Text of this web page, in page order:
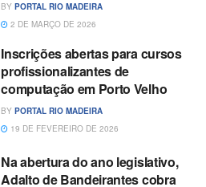
BY PORTAL RIO MADEIRA
2 DE MARÇO DE 2026
Inscrições abertas para cursos
profissionalizantes de
computação em Porto Velho
BY PORTAL RIO MADEIRA
19 DE FEVEREIRO DE 2026
Na abertura do ano legislativo,
Adalto de Bandeirantes cobra